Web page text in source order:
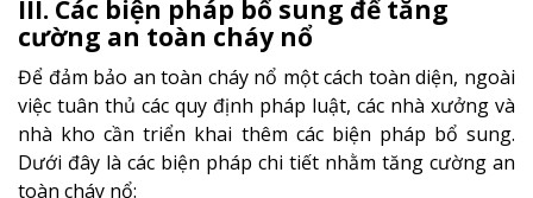
III. Các biện pháp bổ sung để tăng
cường an toàn cháy nổ
Để đảm bảo an toàn cháy nổ một cách toàn diện, ngoài
việc tuân thủ các quy định pháp luật, các nhà xưởng và
nhà kho cần triển khai thêm các biện pháp bổ sung.
Dưới đây là các biện pháp chi tiết nhằm tăng cường an
toàn cháy nổ: